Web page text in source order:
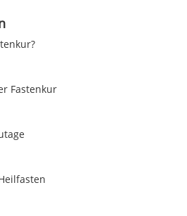
Fastenkur